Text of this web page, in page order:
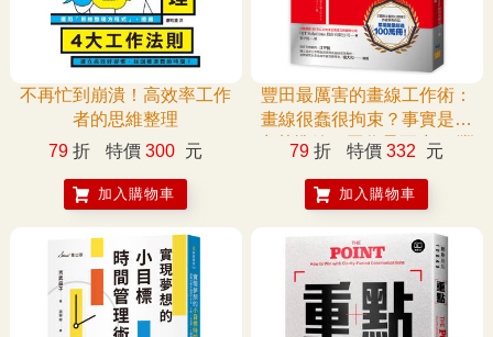
不再忙到崩潰！高效率工作
者的思維整理
79 折 特價 300 元
加入購物車
豐田最厲害的畫線工作術：
畫線很蠢很拘束？事實是畫
出基準線，工作量更少！ 豐
舌宣導，大家樂意遵守？
79 折 特價 332 元
加入購物車